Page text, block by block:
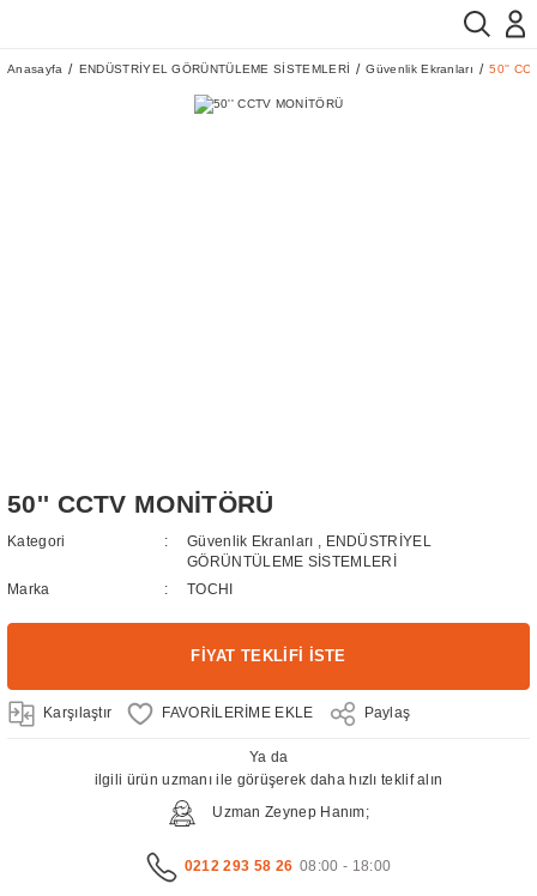
Anasayfa ENDÜSTRİYEL GÖRÜNTÜLEME SİSTEMLERİ Güvenlik Ekranları 50''
50'' CCTV MONİTÖRÜ
Kategori Güvenlik Ekranları
ENDÜSTRİYEL
GÖRÜNTÜLEME SİSTEMLERİ
Marka
TOCHI
FİYAT TEKLİFİ İSTE
Karşılaştır Paylaş
Ya da
ilgili ürün uzmanı ile görüşerek daha hızlı teklif alın
Uzman Zeynep Hanım;
0212 293 58 26 08:00 - 18:00